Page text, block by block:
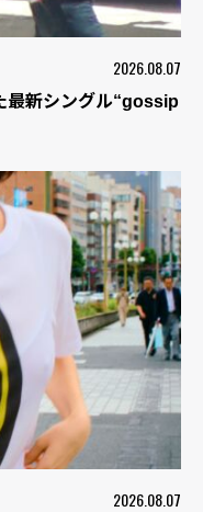
2026.08.07
最新シングル“gossip
2026.08.07